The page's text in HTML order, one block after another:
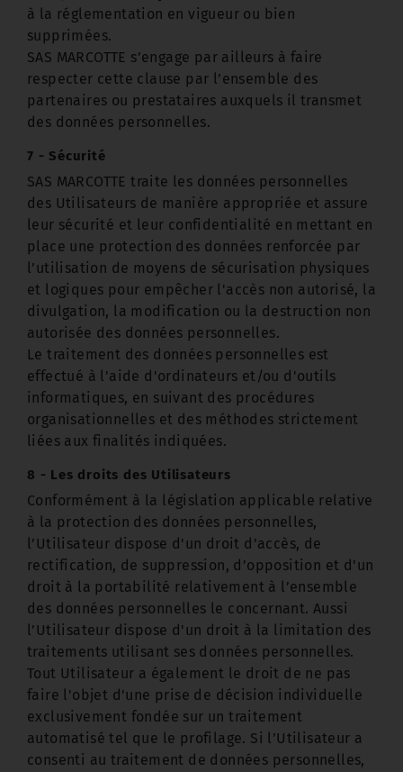
à la réglementation en vigueur ou bien
supprimées.
SAS MARCOTTE s’engage par ailleurs à faire
respecter cette clause par l’ensemble des
partenaires ou prestataires auxquels il transmet
des données personnelles.
7 - Sécurité
SAS MARCOTTE traite les données personnelles
des Utilisateurs de manière appropriée et assure
leur sécurité et leur confidentialité en mettant en
place une protection des données renforcée par
l’utilisation de moyens de sécurisation physiques
et logiques pour empêcher l'accès non autorisé, la
divulgation, la modification ou la destruction non
autorisée des données personnelles.
Le traitement des données personnelles est
effectué à l'aide d'ordinateurs et/ou d'outils
informatiques, en suivant des procédures
organisationnelles et des méthodes strictement
liées aux finalités indiquées.
8 - Les droits des Utilisateurs
Conformément à la législation applicable relative
à la protection des données personnelles,
l’Utilisateur dispose d'un droit d’accès, de
rectification, de suppression, d’opposition et d'un
droit à la portabilité relativement à l’ensemble
des données personnelles le concernant. Aussi
l’Utilisateur dispose d'un droit à la limitation des
traitements utilisant ses données personnelles.
Tout Utilisateur a également le droit de ne pas
faire l'objet d'une prise de décision individuelle
exclusivement fondée sur un traitement
automatisé tel que le profilage. Si l’Utilisateur a
consenti au traitement de données personnelles,